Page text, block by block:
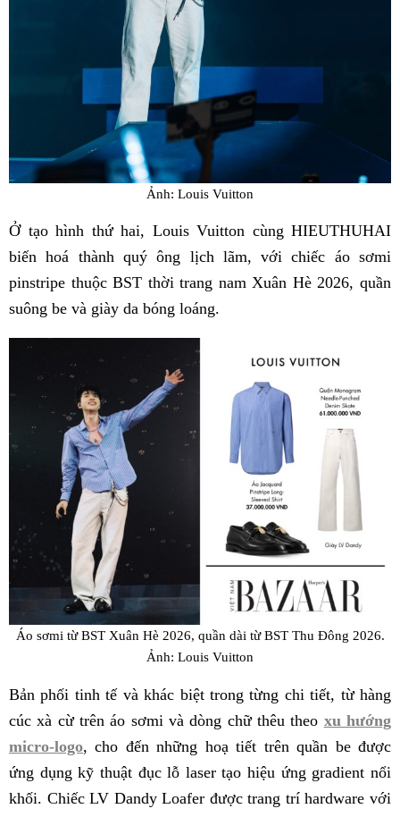
Ảnh: Louis Vuitton
Ở tạo hình thứ hai, Louis Vuitton cùng HIEUTHUHAI
biến hoá thành quý ông lịch lãm, với chiếc áo sơmi
pinstripe thuộc BST thời trang nam Xuân Hè 2026, quần
suông be và giày da bóng loáng.
Áo sơmi từ BST Xuân Hè 2026, quần dài từ BST Thu Đông 2026.
Ảnh: Louis Vuitton
Bản phối tinh tế và khác biệt trong từng chi tiết, từ hàng
cúc xà cừ trên áo sơmi và dòng chữ thêu theo xu hướng
micro-logo, cho đến những hoạ tiết trên quần be được
ứng dụng kỹ thuật đục lỗ laser tạo hiệu ứng gradient nổi
khối. Chiếc LV Dandy Loafer được trang trí hardware với